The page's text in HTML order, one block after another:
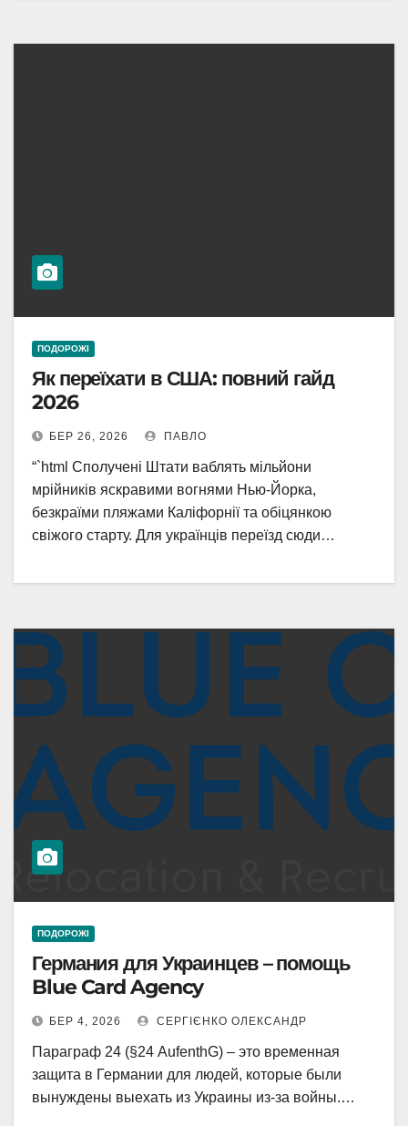
ПОДОРОЖІ
Як переїхати в США: повний гайд
2026
БЕР 26, 2026 ПАВЛО
“`html Сполучені Штати ваблять мільйони
мрійників яскравими вогнями Нью-Йорка,
безкраїми пляжами Каліфорнії та обіцянкою
свіжого старту. Для українців переїзд сюди…
ПОДОРОЖІ
Германия для Украинцев – помощь
Blue Card Agency
БЕР 4, 2026 СЕРГІЄНКО ОЛЕКСАНДР
Параграф 24 (§24 AufenthG) – это временная
защита в Германии для людей, которые были
вынуждены выехать из Украины из‑за войны.…